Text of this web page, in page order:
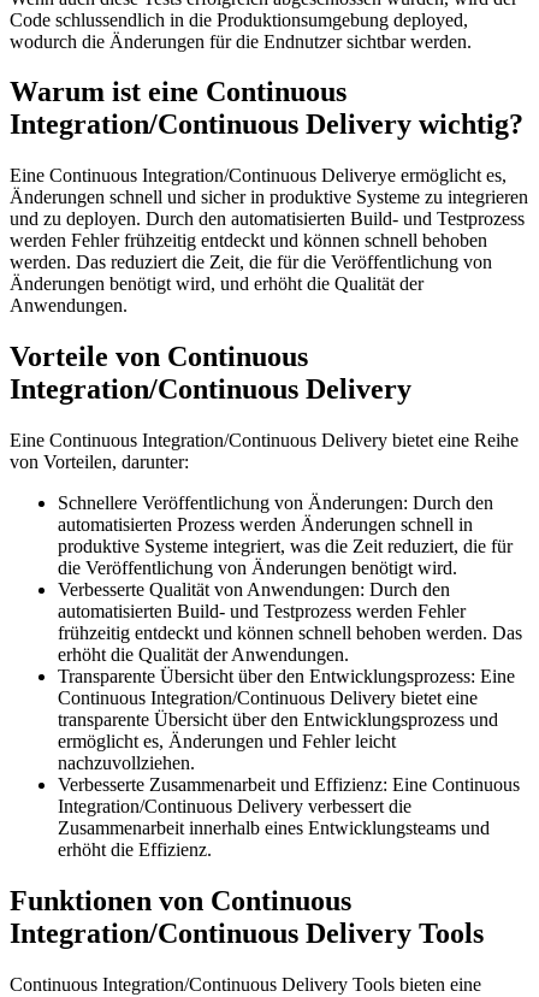
Code schlussendlich in die Produktionsumgebung deployed,
wodurch die Änderungen für die Endnutzer sichtbar werden.
Warum ist eine Continuous
Integration/Continuous Delivery wichtig?
Eine Continuous Integration/Continuous Deliverye ermöglicht es,
Änderungen schnell und sicher in produktive Systeme zu integrieren
und zu deployen. Durch den automatisierten Build- und Testprozess
werden Fehler frühzeitig entdeckt und können schnell behoben
werden. Das reduziert die Zeit, die für die Veröffentlichung von
Änderungen benötigt wird, und erhöht die Qualität der
Anwendungen.
Vorteile von Continuous
Integration/Continuous Delivery
Eine Continuous Integration/Continuous Delivery bietet eine Reihe
von Vorteilen, darunter:
Schnellere Veröffentlichung von Änderungen: Durch den
automatisierten Prozess werden Änderungen schnell in
produktive Systeme integriert, was die Zeit reduziert, die für
die Veröffentlichung von Änderungen benötigt wird.
Verbesserte Qualität von Anwendungen: Durch den
automatisierten Build- und Testprozess werden Fehler
frühzeitig entdeckt und können schnell behoben werden. Das
erhöht die Qualität der Anwendungen.
Transparente Übersicht über den Entwicklungsprozess: Eine
Continuous Integration/Continuous Delivery bietet eine
transparente Übersicht über den Entwicklungsprozess und
ermöglicht es, Änderungen und Fehler leicht
nachzuvollziehen.
Verbesserte Zusammenarbeit und Effizienz: Eine Continuous
Integration/Continuous Delivery verbessert die
Zusammenarbeit innerhalb eines Entwicklungsteams und
erhöht die Effizienz.
Funktionen von Continuous
Integration/Continuous Delivery Tools
Continuous Integration/Continuous Delivery Tools bieten eine